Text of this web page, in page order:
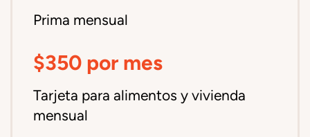
Prima mensual
$350 por mes
Tarjeta para alimentos y vivienda
mensual